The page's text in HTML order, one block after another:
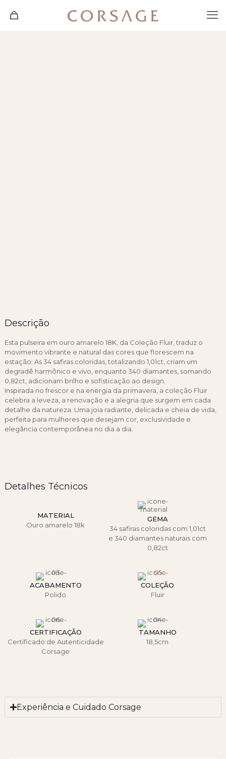
Descrição
Esta pulseira em ouro amarelo 18K, da Coleção Fluir, traduz o
movimento vibrante e natural das cores que florescem na
estação. As 34 safiras coloridas, totalizando 1,01ct, criam um
degradê harmônico e vivo, enquanto 340 diamantes, somando
0,82ct, adicionam brilho e sofisticação ao design.
Inspirada no frescor e na energia da primavera, a coleção Fluir
celebra a leveza, a renovação e a alegria que surgem em cada
detalhe da natureza. Uma joia radiante, delicada e cheia de vida,
perfeita para mulheres que desejam cor, exclusividade e
elegância contemporânea no dia a dia.
Detalhes Técnicos
MATERIAL
Ouro amarelo 18k
GEMA
34 safiras coloridas com 1,01ct
e 340 diamantes naturais com
0,82ct
ACABAMENTO
Polido
COLEÇÃO
Fluir
CERTIFICAÇÃO
Certificado de Autenticidade
Corsage
TAMANHO
18,5cm
Experiência e Cuidado Corsage